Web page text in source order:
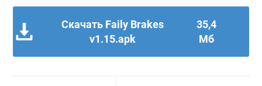
Скачать Faily Brakes
v1.15.apk
35,4
Мб